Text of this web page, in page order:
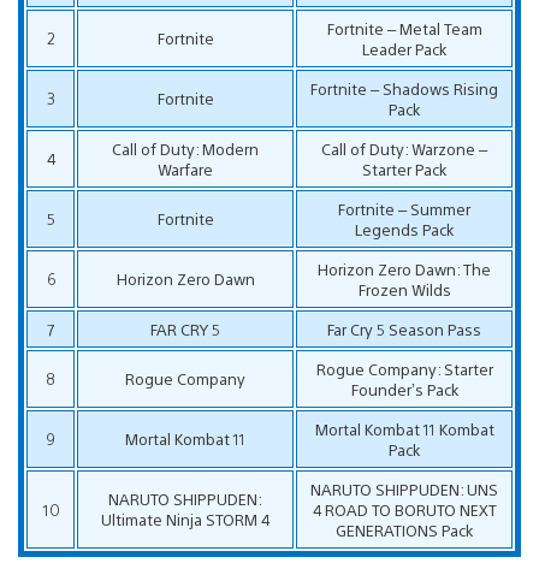
2 Fortnite
Fortnite – Metal Team
Leader Pack
3 Fortnite
Fortnite – Shadows Rising
Pack
4
Call of Duty: Modern
Warfare
Call of Duty: Warzone –
Starter Pack
5 Fortnite
Fortnite – Summer
Legends Pack
6 Horizon Zero Dawn
Horizon Zero Dawn: The
Frozen Wilds
7
FAR CRY 5 Far Cry 5 Season Pass
8 Rogue Company
Rogue Company: Starter
Founder’s Pack
9 Mortal Kombat 11
Mortal Kombat 11 Kombat
Pack
10
NARUTO SHIPPUDEN:
Ultimate Ninja STORM 4
NARUTO SHIPPUDEN: UNS
4 ROAD TO BORUTO NEXT
GENERATIONS Pack